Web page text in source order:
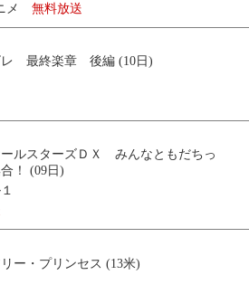
メ 無料放送
レ 最終楽章 後編 (10日)
ルスターズＤＸ みんなともだちっ
！ (09日)
ー・プリンセス (13米)